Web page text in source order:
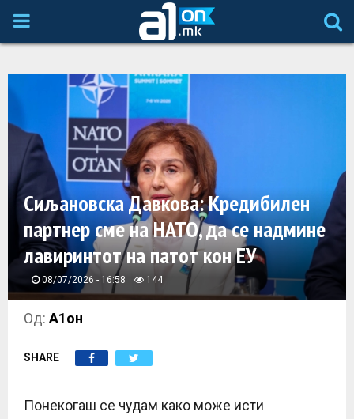
P
M
A
R
M
E
N
Сиљановска Давкова: Кредибилен
партнер сме на НАТО, да се надмине
лавиринтот на патот кон ЕУ
08/07/2026 - 16:58 144
Од:А1он
SHARE
Понекогаш се чудам како може исти